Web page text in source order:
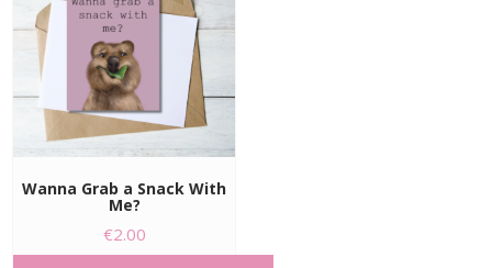
Wanna Grab a Snack With
Me?
€2.00